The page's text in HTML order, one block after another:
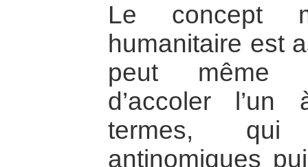
Le concept
humanitaire est
peut même
d’accoler
termes, qui
antinomiques